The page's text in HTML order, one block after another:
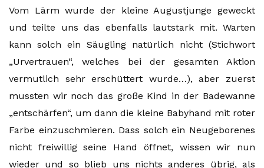
Vom Lärm wurde der kleine Augustjunge geweckt
und teilte uns das ebenfalls lautstark mit. Warten
kann solch ein Säugling natürlich nicht (Stichwort
„Urvertrauen“, welches bei der gesamten Aktion
vermutlich sehr erschüttert wurde…), aber zuerst
mussten wir noch das große Kind in der Badewanne
„entschärfen“, um dann die kleine Babyhand mit roter
Farbe einzuschmieren. Dass solch ein Neugeborenes
nicht freiwillig seine Hand öffnet, wissen wir nun
wieder und so blieb uns nichts anderes übrig, als